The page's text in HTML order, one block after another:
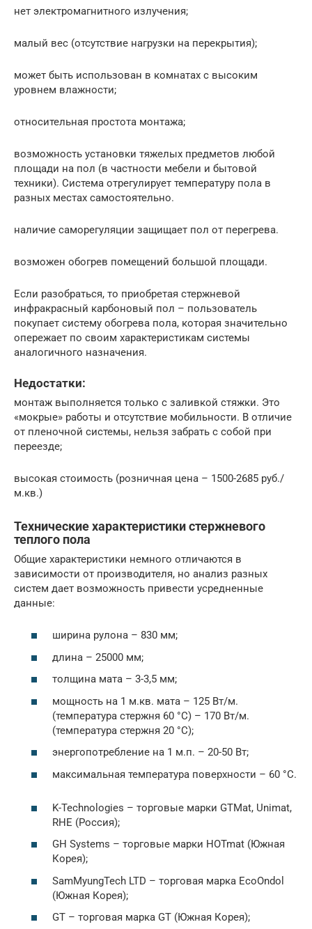
нет электромагнитного излучения;
малый вес (отсутствие нагрузки на перекрытия);
может быть использован в комнатах с высоким
уровнем влажности;
относительная простота монтажа;
возможность установки тяжелых предметов любой
площади на пол (в частности мебели и бытовой
техники). Система отрегулирует температуру пола в
разных местах самостоятельно.
наличие саморегуляции защищает пол от перегрева.
возможен обогрев помещений большой площади.
Если разобраться, то приобретая стержневой
инфракрасный карбоновый пол – пользователь
покупает систему обогрева пола, которая значительно
опережает по своим характеристикам системы
аналогичного назначения.
Недостатки:
монтаж выполняется только с заливкой стяжки. Это
«мокрые» работы и отсутствие мобильности. В отличие
от пленочной системы, нельзя забрать с собой при
переезде;
высокая стоимость (розничная цена – 1500-2685 руб./
м.кв.)
Технические характеристики стержневого
теплого пола
Общие характеристики немного отличаются в
зависимости от производителя, но анализ разных
систем дает возможность привести усредненные
данные:
ширина рулона – 830 мм;
длина – 25000 мм;
толщина мата – 3-3,5 мм;
мощность на 1 м.кв. мата – 125 Вт/м.
(температура стержня 60 °C) – 170 Вт/м.
(температура стержня 20 °C);
энергопотребление на 1 м.п. – 20-50 Вт;
максимальная температура поверхности – 60 °C.
K-Technologies – торговые марки GTMat, Unimat,
RHE (Россия);
GH Systems – торговые марки HOTmat (Южная
Корея);
SamMyungTech LTD – торговая марка EcoOndol
(Южная Корея);
GT – торговая марка GT (Южная Корея);